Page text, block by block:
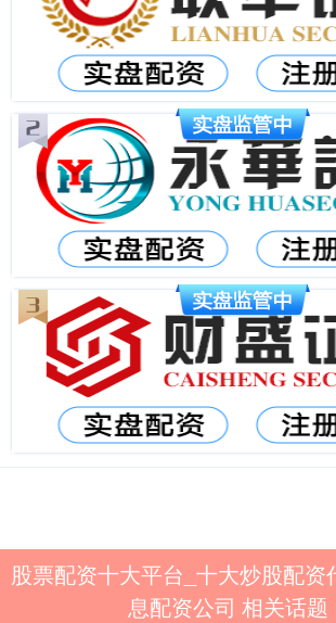
股票配资十大平台_十大炒股配资
息配资公司 相关话题